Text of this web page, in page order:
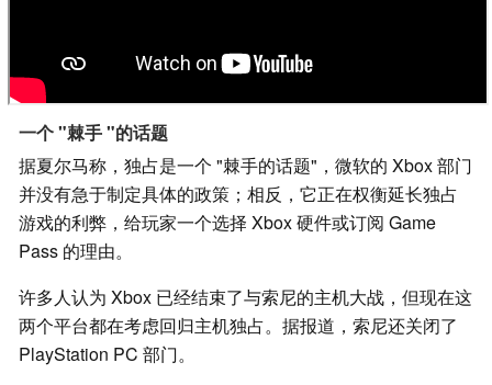
一个 "棘手 "的话题
据夏尔马称，独占是一个 "棘手的话题"，微软的 Xbox 部门
并没有急于制定具体的政策；相反，它正在权衡延长独占
游戏的利弊，给玩家一个选择 Xbox 硬件或订阅 Game
Pass 的理由。
许多人认为 Xbox 已经结束了与索尼的主机大战，但现在这
两个平台都在考虑回归主机独占。据报道，索尼还关闭了
PlayStation PC 部门。